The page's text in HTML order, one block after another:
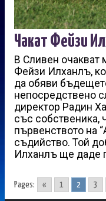
Чакат Фейзи
В Сливен очакват
Фейзи Илханлъ,
да обяви
непосредствено
директор Радин
със собственика,
първенството на
съдийство. Той
Илханлъ ще даде
Pages: « 1 2 3